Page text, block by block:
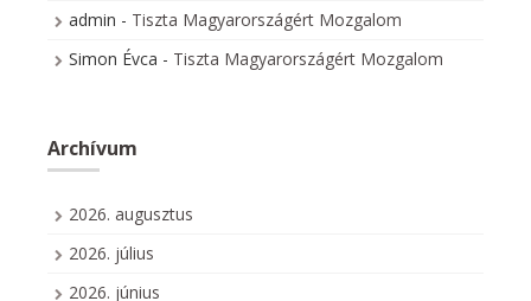
admin - Tiszta Magyarországért Mozgalom
Simon Évca - Tiszta Magyarországért Mozgalom
Archívum
2026. augusztus
2026. július
2026. június